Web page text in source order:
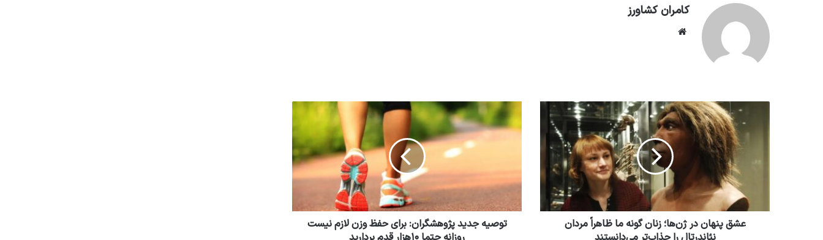
کامران کشاورز
عشق پنهان در ژن‌ها؛ زنان گونه ما ظاهراً مردان
توصیه جدید پژوهشگران: برای حفظ وزن لازم نیست